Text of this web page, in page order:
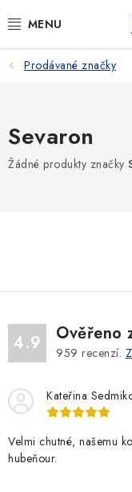
na
PSI
SLEVY
ZNAČKY
Ceník dopravy
Prodávané značky
Sevaron
Žádné produkty značky
4.9 Ověřeno
959 recenzí.
Kateřina
Velmi chutné, našemu
hubeňour.